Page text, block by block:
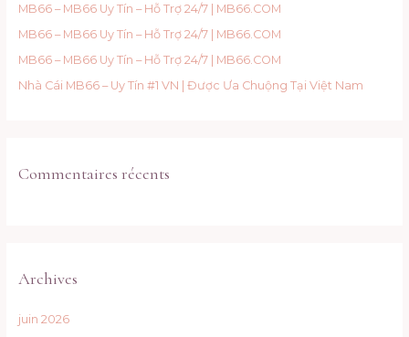
e
r
:
MB66 – MB66 Uy Tín – Hỗ Trợ 24/7 | MB66.COM
MB66 – MB66 Uy Tín – Hỗ Trợ 24/7 | MB66.COM
MB66 – MB66 Uy Tín – Hỗ Trợ 24/7 | MB66.COM
Nhà Cái MB66 – Uy Tín #1 VN | Được Ưa Chuộng Tại Việt Nam
Commentaires récents
Archives
juin 2026